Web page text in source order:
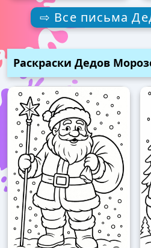
⇨ Все письма
Раскраски Дедов